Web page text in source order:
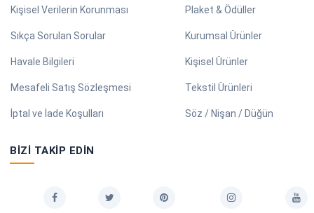
Kişisel Verilerin Korunması
Sıkça Sorulan Sorular
Havale Bilgileri
Mesafeli Satış Sözleşmesi
İptal ve İade Koşulları
Plaket & Ödüller
Kurumsal Ürünler
Kişisel Ürünler
Tekstil Ürünleri
Söz / Nişan / Düğün
BIZI TAKIP EDIN